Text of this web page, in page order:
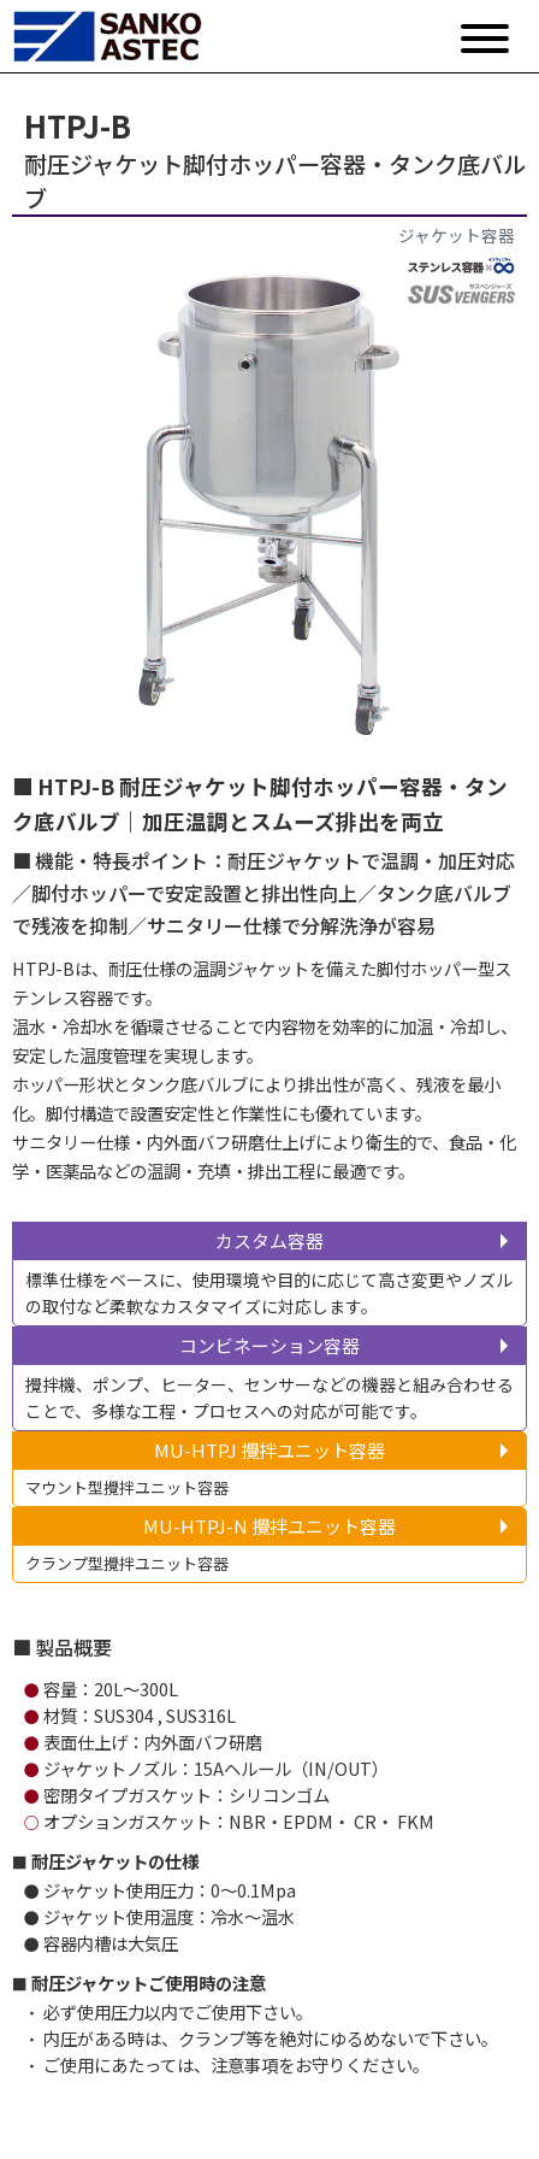
HTPJ-B
耐圧ジャケット脚付ホッパー容器・タンク底バル
ブ
ジャケット容器
HTPJ-B 耐圧ジャケット脚付ホッパー容器・タン
ク底バルブ｜加圧温調とスムーズ排出を両立
機能・特長ポイント：耐圧ジャケットで温調・加圧対応
／脚付ホッパーで安定設置と排出性向上／タンク底バルブ
で残液を抑制／サニタリー仕様で分解洗浄が容易
HTPJ-Bは、耐圧仕様の温調ジャケットを備えた脚付ホッパー型ス
テンレス容器です。
温水・冷却水を循環させることで内容物を効率的に加温・冷却し、
安定した温度管理を実現します。
ホッパー形状とタンク底バルブにより排出性が高く、残液を最小
化。脚付構造で設置安定性と作業性にも優れています。
サニタリー仕様・内外面バフ研磨仕上げにより衛生的で、食品・化
学・医薬品などの温調・充填・排出工程に最適です。
カスタム容器
標準仕様をベースに、使用環境や目的に応じて高さ変更やノズル
の取付など柔軟なカスタマイズに対応します。
コンビネーション容器
攪拌機、ポンプ、ヒーター、センサーなどの機器と組み合わせる
ことで、多様な工程・プロセスへの対応が可能です。
MU-HTPJ 攪拌ユニット容器
マウント型攪拌ユニット容器
MU-HTPJ-N 攪拌ユニット容器
クランプ型攪拌ユニット容器
製品概要
● 容量：20L～300L
● 材質：SUS304 , SUS316L
● 表面仕上げ：内外面バフ研磨
● ジャケットノズル：15Aヘルール（IN/OUT）
● 密閉タイプガスケット：シリコンゴム
○ オプションガスケット：NBR・EPDM・ CR・ FKM
耐圧ジャケットの仕様
● ジャケット使用圧力：0～0.1Mpa
● ジャケット使用温度：冷水～温水
● 容器内槽は大気圧
耐圧ジャケットご使用時の注意
・ 必ず使用圧力以内でご使用下さい。
・ 内圧がある時は、クランプ等を絶対にゆるめないで下さい。
・ ご使用にあたっては、注意事項をお守りください。